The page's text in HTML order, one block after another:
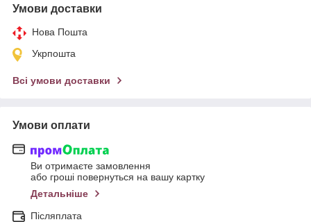
Умови доставки
Нова Пошта
Укрпошта
Всі умови доставки
Умови оплати
Ви отримаєте замовлення
або гроші повернуться на вашу картку
Детальніше
Післяплата